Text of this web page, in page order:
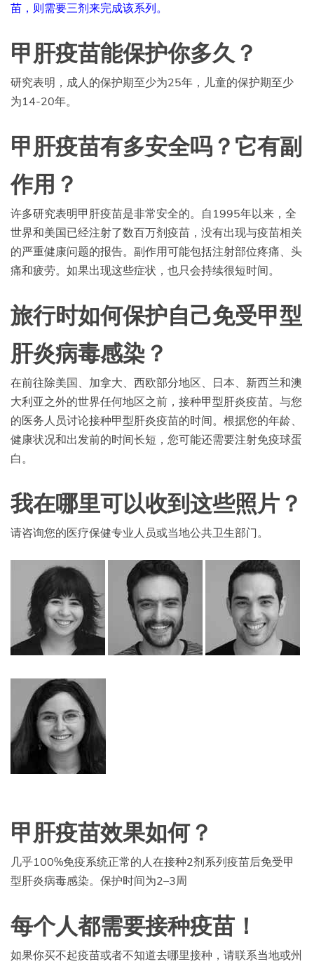
苗，则需要三剂来完成该系列。
甲肝疫苗能保护你多久？
研究表明，成人的保护期至少为25年，儿童的保护期至少
为14-20年。
甲肝疫苗有多安全吗？它有副
作用？
许多研究表明甲肝疫苗是非常安全的。自1995年以来，全
世界和美国已经注射了数百万剂疫苗，没有出现与疫苗相关
的严重健康问题的报告。副作用可能包括注射部位疼痛、头
痛和疲劳。如果出现这些症状，也只会持续很短时间。
旅行时如何保护自己免受甲型
肝炎病毒感染？
在前往除美国、加拿大、西欧部分地区、日本、新西兰和澳
大利亚之外的世界任何地区之前，接种甲型肝炎疫苗。与您
的医务人员讨论接种甲型肝炎疫苗的时间。根据您的年龄、
健康状况和出发前的时间长短，您可能还需要注射免疫球蛋
白。
我在哪里可以收到这些照片？
请咨询您的医疗保健专业人员或当地公共卫生部门。
甲肝疫苗效果如何？
几乎100%免疫系统正常的人在接种2剂系列疫苗后免受甲
型肝炎病毒感染。保护时间为2–3周
每个人都需要接种疫苗！
如果你买不起疫苗或者不知道去哪里接种，请联系当地或州